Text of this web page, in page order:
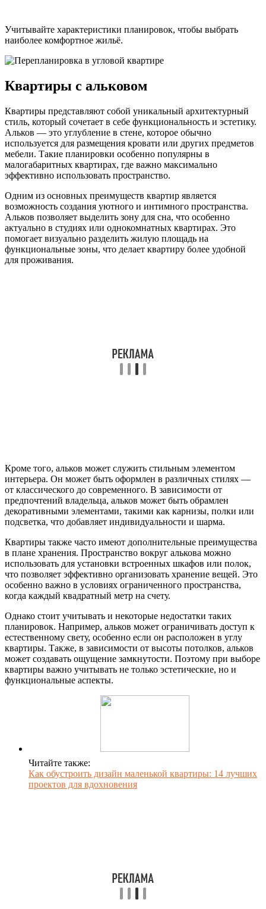
Учитывайте характеристики планировок, чтобы выбрать
наиболее комфортное жильё.
Квартиры с альковом
Квартиры представляют собой уникальный архитектурный
стиль, который сочетает в себе функциональность и эстетику.
Альков — это углубление в стене, которое обычно
используется для размещения кровати или других предметов
мебели. Такие планировки особенно популярны в
малогабаритных квартирах, где важно максимально
эффективно использовать пространство.
Одним из основных преимуществ квартир является
возможность создания уютного и интимного пространства.
Альков позволяет выделить зону для сна, что особенно
актуально в студиях или однокомнатных квартирах. Это
помогает визуально разделить жилую площадь на
функциональные зоны, что делает квартиру более удобной
для проживания.
Кроме того, альков может служить стильным элементом
интерьера. Он может быть оформлен в различных стилях —
от классического до современного. В зависимости от
предпочтений владельца, альков может быть обрамлен
декоративными элементами, такими как карнизы, полки или
подсветка, что добавляет индивидуальности и шарма.
Квартиры также часто имеют дополнительные преимущества
в плане хранения. Пространство вокруг алькова можно
использовать для установки встроенных шкафов или полок,
что позволяет эффективно организовать хранение вещей. Это
особенно важно в условиях ограниченного пространства,
когда каждый квадратный метр на счету.
Однако стоит учитывать и некоторые недостатки таких
планировок. Например, альков может ограничивать доступ к
естественному свету, особенно если он расположен в углу
квартиры. Также, в зависимости от высоты потолков, альков
может создавать ощущение замкнутости. Поэтому при выборе
квартиры важно учитывать не только эстетические, но и
функциональные аспекты.
Читайте также:
Как обустроить дизайн маленькой квартиры: 14 лучших
проектов для вдохновения